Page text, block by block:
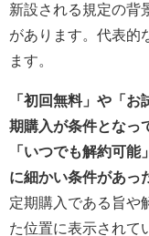
新設される規定の背
があります。代表的
ます。
「初回無料」や「
期購入が条件となっ
「いつでも解約可
に細かい条件があっ
定期購入である旨や
た位置に表示されて